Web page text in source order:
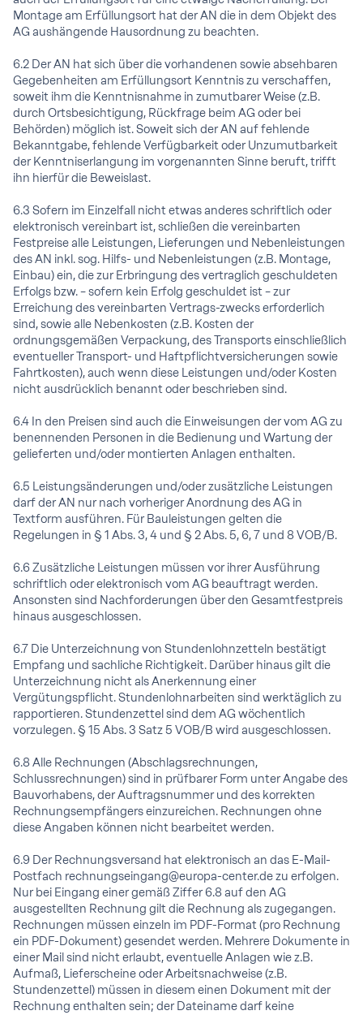
Montage am Erfüllungsort hat der AN die in dem Objekt des
AG aushängende Hausordnung zu beachten.
6.2 Der AN hat sich über die vorhandenen sowie absehbaren
Gegebenheiten am Erfüllungsort Kenntnis zu verschaffen,
soweit ihm die Kenntnisnahme in zumutbarer Weise (z.B.
durch Ortsbesichtigung, Rückfrage beim AG oder bei
Behörden) möglich ist. Soweit sich der AN auf fehlende
Bekanntgabe, fehlende Verfügbarkeit oder Unzumutbarkeit
der Kenntniserlangung im vorgenannten Sinne beruft, trifft
ihn hierfür die Beweislast.
6.3 Sofern im Einzelfall nicht etwas anderes schriftlich oder
elektronisch vereinbart ist, schließen die vereinbarten
Festpreise alle Leistungen, Lieferungen und Nebenleistungen
des AN inkl. sog. Hilfs- und Nebenleistungen (z.B. Montage,
Einbau) ein, die zur Erbringung des vertraglich geschuldeten
Erfolgs bzw. – sofern kein Erfolg geschuldet ist – zur
Erreichung des vereinbarten Vertrags-zwecks erforderlich
sind, sowie alle Nebenkosten (z.B. Kosten der
ordnungsgemäßen Verpackung, des Transports einschließlich
eventueller Transport- und Haftpflichtversicherungen sowie
Fahrtkosten), auch wenn diese Leistungen und/oder Kosten
nicht ausdrücklich benannt oder beschrieben sind.
6.4 In den Preisen sind auch die Einweisungen der vom AG zu
benennenden Personen in die Bedienung und Wartung der
gelieferten und/oder montierten Anlagen enthalten.
6.5 Leistungsänderungen und/oder zusätzliche Leistungen
darf der AN nur nach vorheriger Anordnung des AG in
Textform ausführen. Für Bauleistungen gelten die
Regelungen in § 1 Abs. 3, 4 und § 2 Abs. 5, 6, 7 und 8 VOB/B.
6.6 Zusätzliche Leistungen müssen vor ihrer Ausführung
schriftlich oder elektronisch vom AG beauftragt werden.
Ansonsten sind Nachforderungen über den Gesamtfestpreis
hinaus ausgeschlossen.
6.7 Die Unterzeichnung von Stundenlohnzetteln bestätigt
Empfang und sachliche Richtigkeit. Darüber hinaus gilt die
Unterzeichnung nicht als Anerkennung einer
Vergütungspflicht. Stundenlohnarbeiten sind werktäglich zu
rapportieren. Stundenzettel sind dem AG wöchentlich
vorzulegen. § 15 Abs. 3 Satz 5 VOB/B wird ausgeschlossen.
6.8 Alle Rechnungen (Abschlagsrechnungen,
Schlussrechnungen) sind in prüfbarer Form unter Angabe des
Bauvorhabens, der Auftragsnummer und des korrekten
Rechnungsempfängers einzureichen. Rechnungen ohne
diese Angaben können nicht bearbeitet werden.
6.9 Der Rechnungsversand hat elektronisch an das E-Mail-
Postfach rechnungseingang@europa-center.de zu erfolgen.
Nur bei Eingang einer gemäß Ziffer 6.8 auf den AG
ausgestellten Rechnung gilt die Rechnung als zugegangen.
Rechnungen müssen einzeln im PDF-Format (pro Rechnung
ein PDF-Dokument) gesendet werden. Mehrere Dokumente in
einer Mail sind nicht erlaubt, eventuelle Anlagen wie z.B.
Aufmaß, Lieferscheine oder Arbeitsnachweise (z.B.
Stundenzettel) müssen in diesem einen Dokument mit der
Rechnung enthalten sein; der Dateiname darf keine